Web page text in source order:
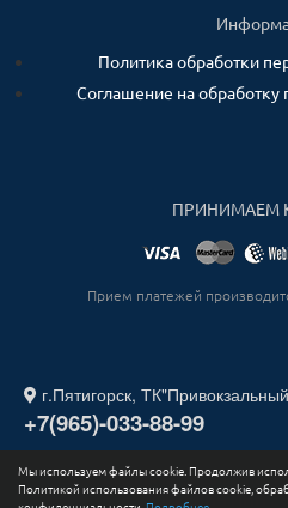
Мы используем файлы cookie. Продолжив
Политикой использования файлов cookie,
Политика обработки
Соглашение на
ПРИНИМАЕМ
Прием платежей
г.Пятигорск,
+7(965)-033-88-99
2026. Все права
ЮРЬЕВИЧ ИНН